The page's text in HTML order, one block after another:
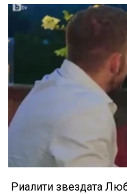
Риалити звездата